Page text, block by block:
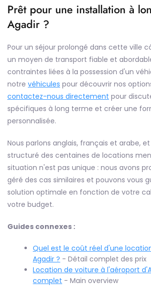
Prêt pour une installation à
Agadir ?
Pour un séjour prolongé dans cette ville
un moyen de transport fiable et
contraintes liées à la possession d'un
notre véhicules pour découvrir nos
contactez-nous directement pour
spécifiques à long terme et créer une
personnalisée.
Nous parlons anglais, français et arabe,
structuré des centaines de locations
situation n'est pas unique : nous avons
géré des cas similaires et pouvons vous
solution optimale en fonction de votre
votre budget.
Guides connexes :
Quel est le coût réel d'une
Agadir ? - Détail complet des prix
Location de voiture à l'aéroport
complet - Main overview